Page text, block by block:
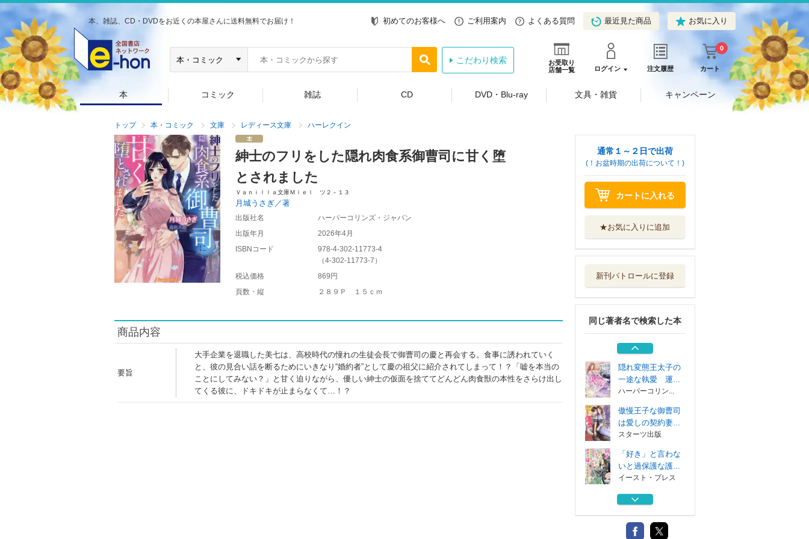
本、雑誌、CD・DVDをお近くの本屋さんに送料無料でお届け！ 初めてのお客様へ ご利用案内 よくある質問 最近見た商品 お気に入り
お受取り
店舗一覧
ログイン 注文履歴 カート
0
こだわり検索
本 コミック 雑誌 CD DVD・Blu-ray 文具・雑貨 キャンペーン
トップ 本・コミック 文庫 レディース文庫 ハーレクイン
紳士のフリをした隠れ肉食系御曹司に甘く堕
とされました
Ｖａｎｉｌｌａ文庫Ｍｉｅｌ ツ２－１３
月城うさぎ／著
出版社名
ハーパーコリンズ・ジャパン
出版年月
2026年4月
ISBNコード
978-4-302-11773-4
（4-302-11773-7 ）
税込価格
869円
頁数・縦
２８９Ｐ １５ｃｍ
商品内容
要旨
大手企業を退職した美七は、高校時代の憧れの生徒会長で御曹司の慶と再会する。食事に誘われていく
と、彼の見合い話を断るためにいきなり“婚約者”として慶の祖父に紹介されてしまって！？「嘘を本当の
ことにしてみない？」と甘く迫りながら、優しい紳士の仮面を捨ててどんどん肉食獣の本性をさらけ出し
てくる彼に、ドキドキが止まらなくて…！？
通常１～２日で出荷
(！お盆時期の出荷について！)
カートに入れる
★お気に入りに追加
新刊パトロールに登録
同じ著者名で検索した本
「好き」と言わな
いと過保護な護...
えっちな夢が現実
竹書房
純潔を捧げた相手
は行方不明の王...
ハーパーコリン...
隠れ変態王太子の
一途な執愛 運...
ハーパーコリン...
傲慢王子な御曹司
は愛しの契約妻...
スターツ出版
「好き」と言わな
いと過保護な護...
イースト・プレス
えっちな夢が現実
竹書房